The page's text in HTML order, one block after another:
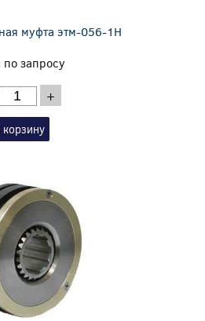
муфта этм-056-1Н
по запросу
+
корзину